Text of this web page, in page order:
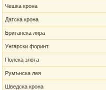
Чешка крона
Датска крона
Британска лира
Унгарски форинт
Полска злота
Румънска лея
Шведска крона